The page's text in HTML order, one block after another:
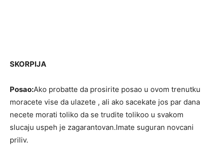
SKORPIJA
Posao:Ako probatte da prosirite posao u ovom trenutku
moracete vise da ulazete , ali ako sacekate jos par dana
necete morati toliko da se trudite tolikoo u svakom
slucaju uspeh je zagarantovan.Imate suguran novcani
priliv.